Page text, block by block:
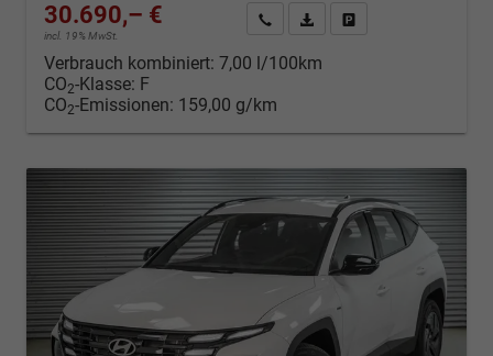
30.690,– €
incl. 19% MwSt.
Kontakt & Angebot anfordern
PDF-Datei, Fahrzeugexposé
Verbrauch kombiniert: 7,00 l/100km
CO2-Klasse: F
CO2-Emissionen: 159,00 g/km